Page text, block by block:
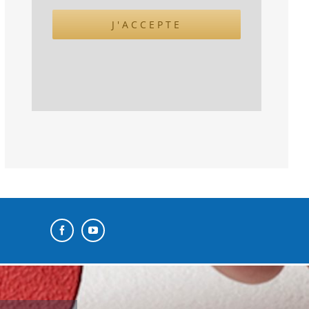
J'ACCEPTE